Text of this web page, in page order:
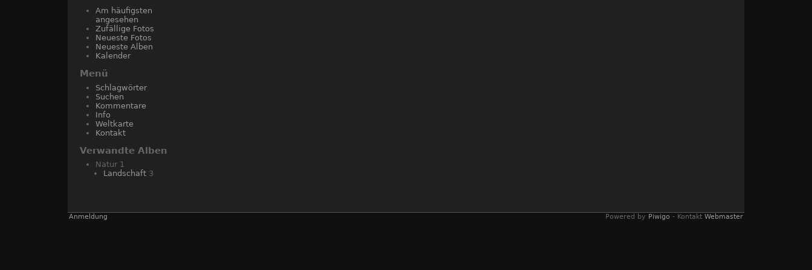
Am häufigsten
angesehen
Zufällige Fotos
Neueste Fotos
Neueste Alben
Kalender
Menü
Schlagwörter
Suchen
Kommentare
Info
Weltkarte
Kontakt
Verwandte Alben
Natur 1
Landschaft 3
Anmeldung Powered by Piwigo - Kontakt Webmaster